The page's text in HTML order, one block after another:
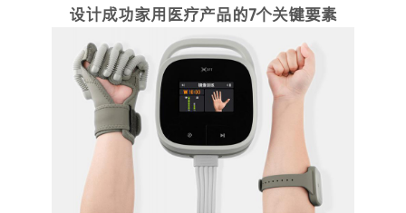
设计成功家用医疗产品的7个关键要素